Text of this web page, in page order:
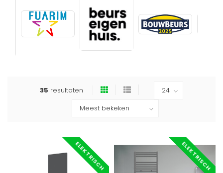
35 resultaten
ELEKTRISCH ELEKTRISCH